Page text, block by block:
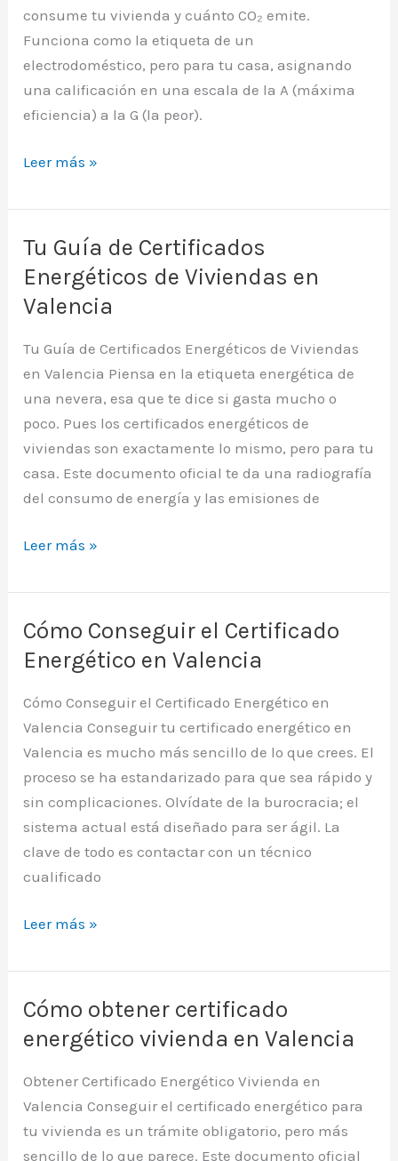
consume tu vivienda y cuánto CO₂ emite.
Funciona como la etiqueta de un
electrodoméstico, pero para tu casa, asignando
una calificación en una escala de la A (máxima
eficiencia) a la G (la peor).
Certificado
Eficiencia
Energetica
que
es:
Guía
Leer más »
Tu Guía de Certificados
Energéticos de Viviendas en
Valencia
Tu Guía de Certificados Energéticos de Viviendas
en Valencia Piensa en la etiqueta energética de
una nevera, esa que te dice si gasta mucho o
poco. Pues los certificados energéticos de
viviendas son exactamente lo mismo, pero para tu
casa. Este documento oficial te da una radiografía
del consumo de energía y las emisiones de
Tu
de
Certificados
Energéticos
de
Viviendas
Valencia
Leer más »
Cómo Conseguir el Certificado
Energético en Valencia
Cómo Conseguir el Certificado Energético en
Valencia Conseguir tu certificado energético en
Valencia es mucho más sencillo de lo que crees. El
proceso se ha estandarizado para que sea rápido y
sin complicaciones. Olvídate de la burocracia; el
sistema actual está diseñado para ser ágil. La
clave de todo es contactar con un técnico
cualificado
Cómo
el
Certificado
Energético
en
Valencia
Leer más »
Cómo obtener certificado
energético vivienda en Valencia
Obtener Certificado Energético Vivienda en
Valencia Conseguir el certificado energético para
tu vivienda es un trámite obligatorio, pero más
sencillo de lo que parece. Este documento oficial